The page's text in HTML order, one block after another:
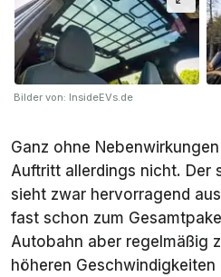
Bilder von: InsideEVs.de
Ganz ohne
Auftritt allerdings nicht. Der
sieht zwar hervorragend
fast schon zum
Autobahn aber regelmäßig
höheren Geschwindigkeiten